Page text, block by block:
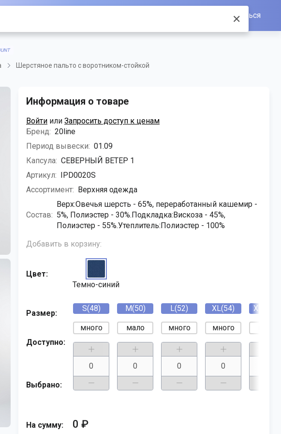
Войти/Зарегистрироваться
Шерстяное пальто с воротником-стойкой
Информация о товаре
Войти или Запросить доступ к ценам
Бренд: 20line
Период вывески: 01.09
Капсула: СЕВЕРНЫЙ ВЕТЕР 1
Артикул: IPD0020S
Ассортимент: Верхняя одежда
Состав:
Верх:Овечья шерсть - 65%, переработанный кашемир -
5%, Полиэстер - 30%.Подкладка:Вискоза - 45%,
Полиэстер - 55%.Утеплитель:Полиэстер - 100%
Добавить в корзину:
Цвет:
Темно-синий
Размер:
Доступно:
Выбрано:
S(48) M(50) L(52) XL(54) XXL(56)
много мало много много
На сумму: 0 ₽
✕